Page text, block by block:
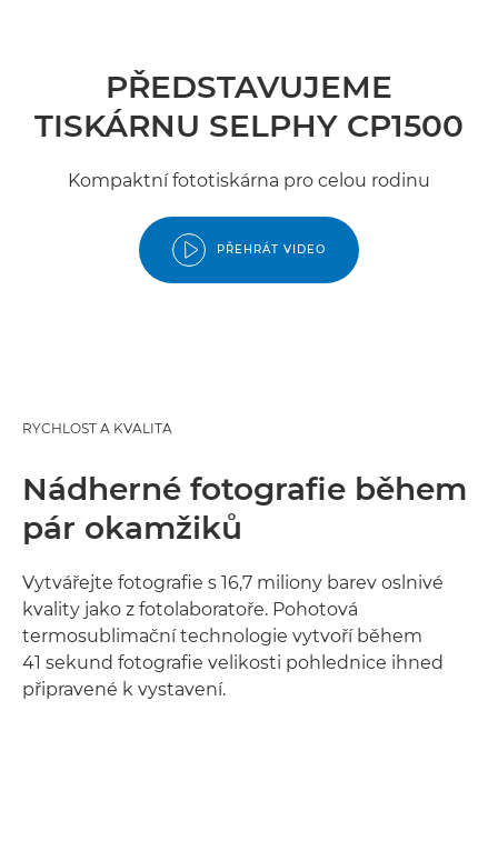
PŘEDSTAVUJEME
TISKÁRNU SELPHY CP1500
Kompaktní fototiskárna pro celou rodinu
PŘEHRÁT VIDEO
RYCHLOST A KVALITA
Nádherné fotografie během
pár okamžiků
Vytvářejte fotografie s 16,7 miliony barev oslnivé
kvality jako z fotolaboratoře. Pohotová
termosublimační technologie vytvoří během
41 sekund fotografie velikosti pohlednice ihned
připravené k vystavení.